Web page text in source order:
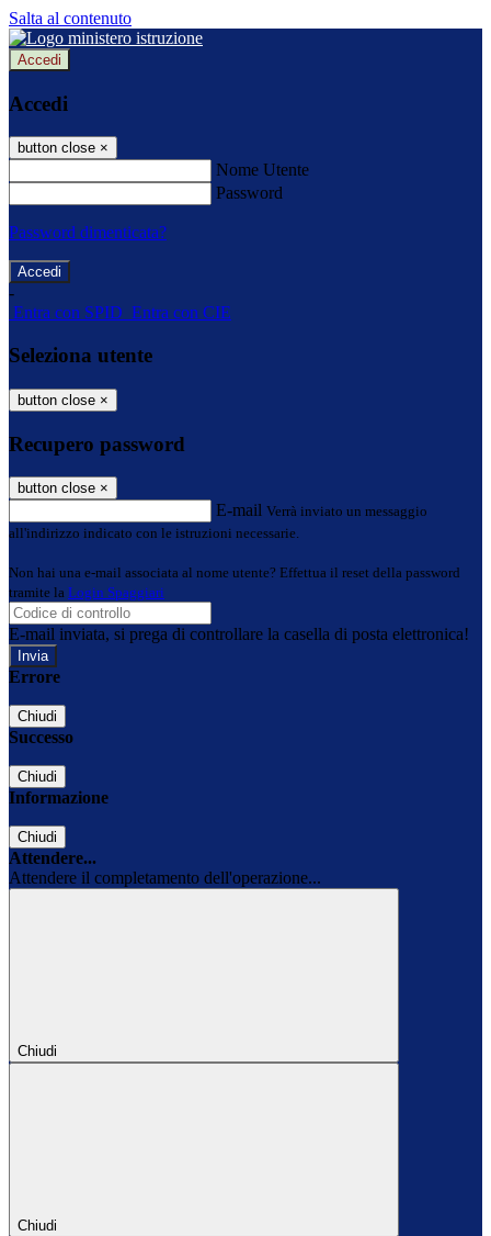
Salta al contenuto
Accedi
Accedi
button close ×
Nome Utente
Password
Password dimenticata?
-
Entra con SPID Entra con CIE
Seleziona utente
button close ×
Recupero password
button close ×
E-mail Verrà inviato un messaggio
all'indirizzo indicato con le istruzioni necessarie.
Non hai una e-mail associata al nome utente? Effettua il reset della password
tramite la Login Spaggiari
E-mail inviata, si prega di controllare la casella di posta elettronica!
Errore
Chiudi
Successo
Chiudi
Informazione
Chiudi
Attendere...
Attendere il completamento dell'operazione...
Chiudi
Chiudi